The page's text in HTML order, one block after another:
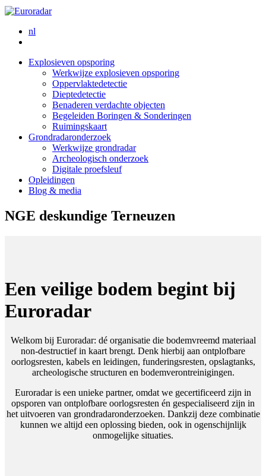
nl
Explosieven opsporing
Werkwijze explosieven opsporing
Oppervlaktedetectie
Dieptedetectie
Benaderen verdachte objecten
Begeleiden Boringen & Sonderingen
Ruimingskaart
Grondradaronderzoek
Werkwijze grondradar
Archeologisch onderzoek
Digitale proefsleuf
Opleidingen
Blog & media
NGE deskundige Terneuzen
Een veilige bodem begint bij
Euroradar
Welkom bij Euroradar: dé organisatie die bodemvreemd materiaal
non-destructief in kaart brengt. Denk hierbij aan ontplofbare
oorlogsresten, kabels en leidingen, funderingsresten, opslagtanks,
archeologische structuren en bodemverontreinigingen.
Euroradar is een unieke partner, omdat we gecertificeerd zijn in
opsporen van ontplofbare oorlogsresten én gespecialiseerd zijn in
het uitvoeren van grondradaronderzoeken. Dankzij deze combinatie
kunnen we altijd een oplossing bieden, ook in ogenschijnlijk
onmogelijke situaties.